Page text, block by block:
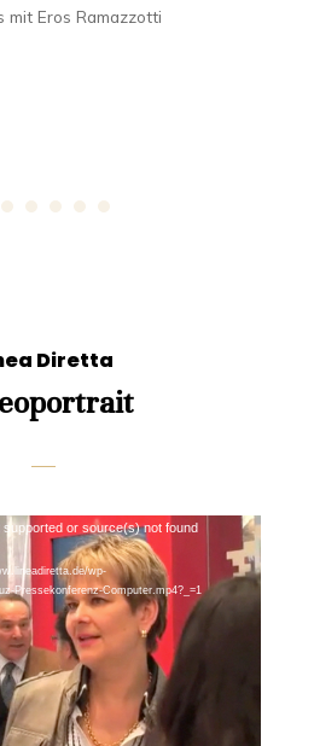
mit Eros Ramazzotti
Diretta
or source(s) not found
wp-
Pressekonferenz-Computer.mp4?_=1